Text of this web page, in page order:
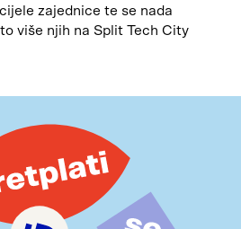
zajednice te se nada
više njih na Split Tech City